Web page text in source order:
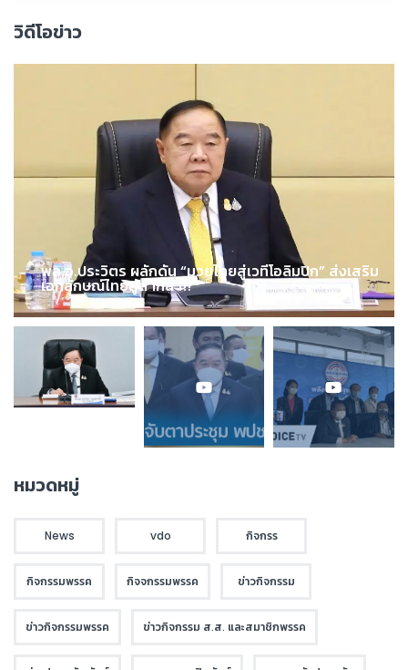
วิดีโอข่าว
พล.อ.ประวิตร ผลักดัน “มวยไทยสู่เวทีโอลิมปิก” ส่งเสริม
เอกลักษณ์ไทยสู่สากล !!!
หมวดหมู่
News vdo กิจกรร
กิจกรรมพรรค กิจจกรรมพรรค ข่าวกิจกรรม
ข่าวกิจกรรมพรรค ข่าวกิจกรรม ส.ส. และสมาชิกพรรค